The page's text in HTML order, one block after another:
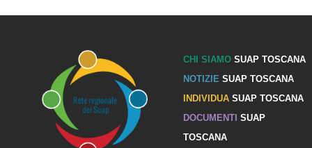
CHI SIAMOSUAP TOSCANA
NOTIZIE SUAP TOSCANA
INDIVIDUASUAP TOSCANA
DOCUMENTI SUAP
TOSCANA